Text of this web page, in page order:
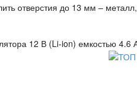
отверстия до 13 мм –
12 В (Li-ion) емкостью